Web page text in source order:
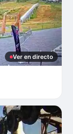
Ver en directo